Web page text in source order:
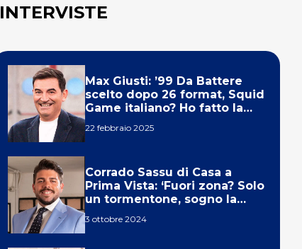
INTERVISTE
Max Giusti: ’99 Da Battere
scelto dopo 26 format, Squid
Game italiano? Ho fatto la
22 febbraio 2025
Corrado Sassu di Casa a
Prima Vista: ‘Fuori zona? Solo
un tormentone, sogno la
3 ottobre 2024